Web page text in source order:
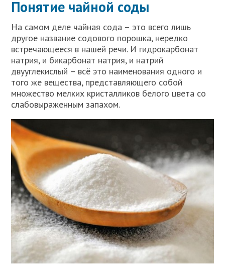
Понятие чайной соды
На самом деле чайная сода – это всего лишь
другое название содового порошка, нередко
встречающееся в нашей речи. И гидрокарбонат
натрия, и бикарбонат натрия, и натрий
двууглекислый – всё это наименования одного и
того же вещества, представляющего собой
множество мелких кристалликов белого цвета со
слабовыраженным запахом.